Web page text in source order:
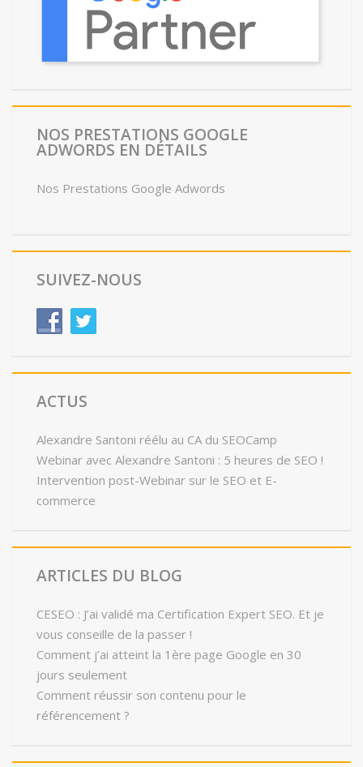
NOS PRESTATIONS GOOGLE
ADWORDS EN DÉTAILS
Nos Prestations Google Adwords
SUIVEZ-NOUS
ACTUS
Alexandre Santoni réélu au CA du SEOCamp
Webinar avec Alexandre Santoni : 5 heures de SEO !
Intervention post-Webinar sur le SEO et E-
commerce
ARTICLES DU BLOG
CESEO : J’ai validé ma Certification Expert SEO. Et je
vous conseille de la passer !
Comment j’ai atteint la 1ère page Google en 30
jours seulement
Comment réussir son contenu pour le
référencement ?